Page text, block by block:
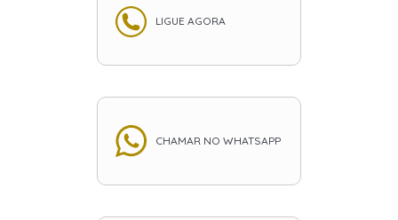
LIGUE AGORA
CHAMAR NO WHATSAPP